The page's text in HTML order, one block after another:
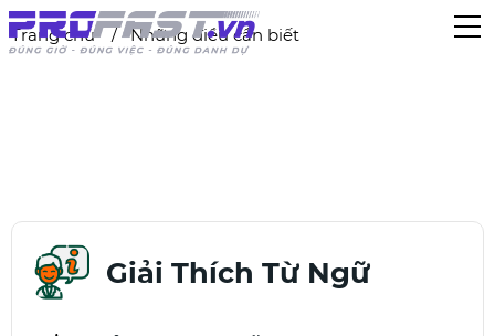
Trang chủ Những điều cần biết
Giải Thích Từ Ngữ